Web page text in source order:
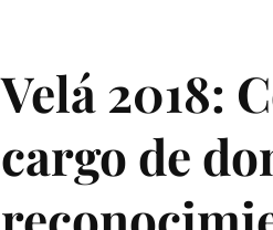
Velá 2018:
cargo de